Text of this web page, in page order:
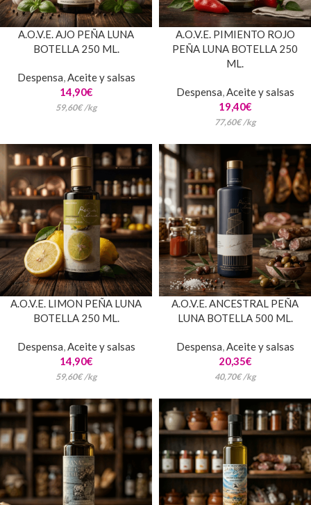
A.O.V.E. AJO PEÑA LUNA
BOTELLA 250 ML.
Despensa,Aceite y salsas
14,90€
59,60€ /kg
A.O.V.E. PIMIENTO ROJO
PEÑA LUNA BOTELLA 250
ML.
Despensa,Aceite y salsas
19,40€
77,60€ /kg
A.O.V.E. LIMON PEÑA LUNA
BOTELLA 250 ML.
Despensa,Aceite y salsas
14,90€
59,60€ /kg
A.O.V.E. ANCESTRAL PEÑA
LUNA BOTELLA 500 ML.
Despensa,Aceite y salsas
20,35€
40,70€ /kg